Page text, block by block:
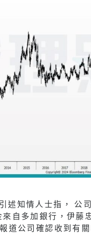
述知情人士指， 公
自多加銀行，伊藤
道公司確認收到有關